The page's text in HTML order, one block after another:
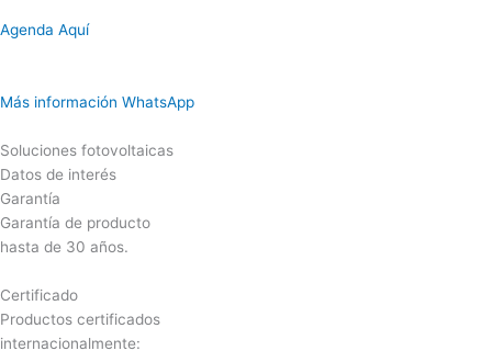
Agenda Aquí
Más información WhatsApp
Soluciones fotovoltaicas
Datos de interés
Garantía
Garantía de producto
hasta de 30 años.
Certificado
Productos certificados
internacionalmente: